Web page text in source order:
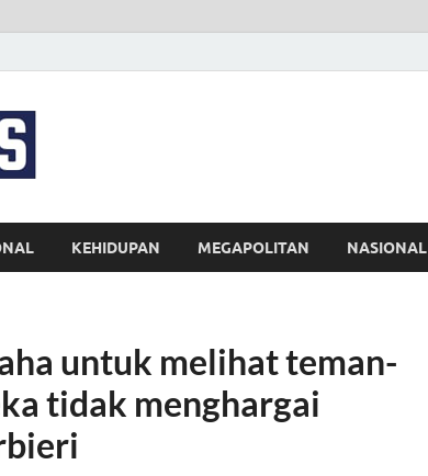
KEHIDUPAN MEGAPOLITAN NASIONAL
untuk melihat teman-
tidak menghargai